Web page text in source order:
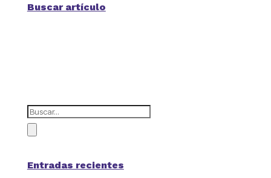
Buscar artículo
Entradas recientes